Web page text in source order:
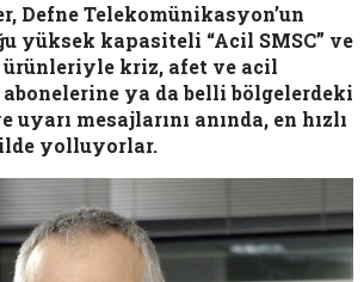
Defne Telekomünikasyon’un
yüksek kapasiteli “Acil SMSC” ve
ürünleriyle kriz, afet ve acil
ya da belli bölgelerdeki
uyarı mesajlarını anında, en hızlı
yolluyorlar.